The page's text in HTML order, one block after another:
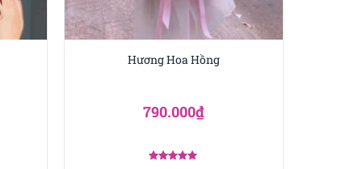
nhìn lâu, càng thấy
trong bó.
có nhà thiết kế
One Love
490.000₫600.000